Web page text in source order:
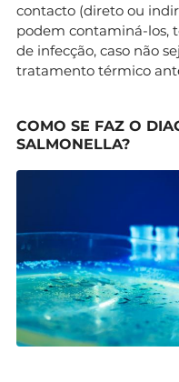
contacto (direto ou
podem contaminá-los,
de infecção, caso não
tratamento térmico
COMO SE FAZ O
SALMONELLA?